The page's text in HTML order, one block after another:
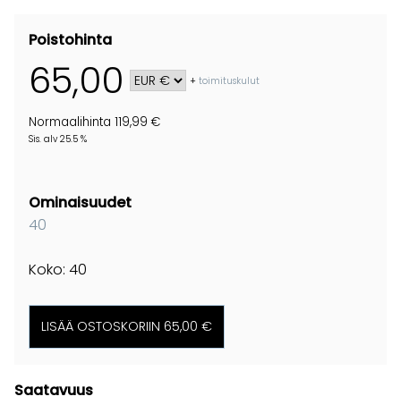
Poistohinta
65,00 +toimituskulut
Normaalihinta 119,99 €
Sis. alv 25.5 %
Ominaisuudet
40
Koko: 40
Saatavuus